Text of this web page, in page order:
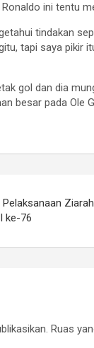
ini tentu
tindakan
tapi saya pikir
gol dan dia
besar pada Ole
Ziarah
ke-76
Ruas